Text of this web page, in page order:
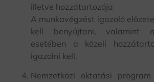
illetve hozzátartozója
A munkavégzést igazoló
kell benyújtani, valamint a
esetében a közeli
igazolni kell.
Nemzetközi oktatási